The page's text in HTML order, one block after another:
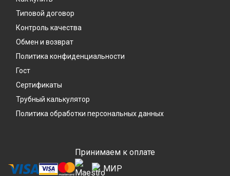
Типовой договор
Контроль качества
Обмен и возврат
Политика конфиденциальности
Гост
Сертификаты
Трубный калькулятор
Политика обработки персональных данных
Принимаем к оплате